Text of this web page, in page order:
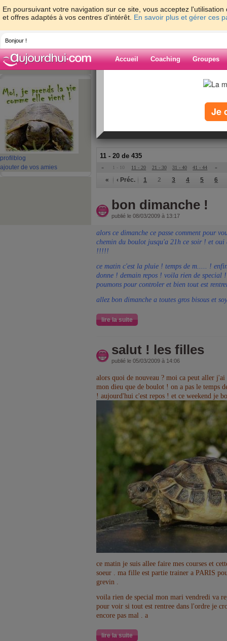
En poursuivant votre navigation sur ce site, vous acceptez
et offres adaptés à vos centres d'intérêt. En savoir plus et gérer ces
Bonjour !
Accueil Coaching Groupes
profil blog
ajouter de vos amies
11 - 20 de 435
« 1 - 10 11 - 20 21 - 30 31 - 40 41 - 44 »
« ‹ Préc. 1 2 3 4 5 6
bon dimanche !
publié le 08/03/2009 à 13:17
alors ce dimanche ce passe comment pour
chemin du boulot jusqu'a 21h ce soir ! et oui
!!!!!
ce matin c'est la pluie ! temps de m..... !
donne ! demain repos ! voila rien de special
poumons pour controler et bien tout est
allez bon dimanche a toutes gros bisous et
lire la suite
salut ! les filles
publié le 05/03/2009 à 14:06
alors quoi de nouveau ? moi ca peut aller
mon dieu que de boulot ! on a pas le temps
! aujourd'hui c'est repos ! et ce weekend je
ce matin je suis allee faire mes courses et
soeur . ma fille est partie trainer a PARIS
grevin .
voila rien de special mon mari vendredi va
pour voir si tout est rentree dans l'ordre je
encore pas mal . a
lire la suite
Je